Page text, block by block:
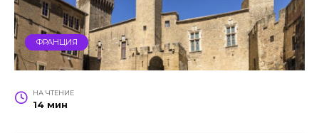
ФРАНЦИЯ
НА ЧТЕНИЕ
14 мин